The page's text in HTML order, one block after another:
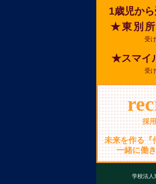
1歳児か
★東別
受
★スマイ
受
採
未来を作る『
一緒に働
学校法人